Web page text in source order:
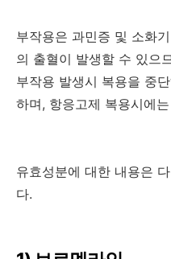
부작용은 과민증 및 소화
의 출혈이 발생할 수 있으
부작용 발생시 복용을 중
하며, 항응고제 복용시에
유효성분에 대한 내용은
다.